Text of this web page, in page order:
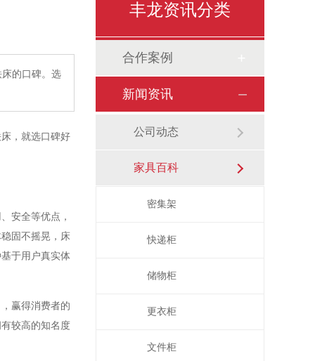
的口碑。选
，就选口碑好
安全等优点，
固不摇晃，床
于用户真实体
赢得消费者的
较高的知名度
丰龙资讯分类
合作案例
新闻资讯
公司动态
家具百科
密集架
快递柜
储物柜
更衣柜
文件柜